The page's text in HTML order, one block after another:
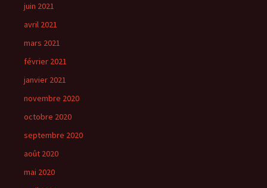
juin 2021
avril 2021
mars 2021
février 2021
janvier 2021
novembre 2020
octobre 2020
septembre 2020
août 2020
mai 2020